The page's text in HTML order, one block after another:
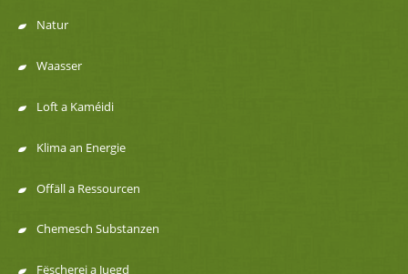
Menu
de
navigation
Natur
Waasser
Loft a Kaméidi
Klima an Energie
Offäll a Ressourcen
Chemesch Substanzen
Fëscherei a Juegd